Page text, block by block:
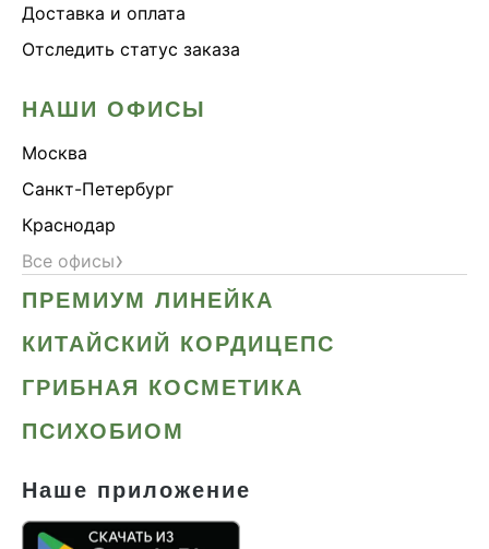
Доставка и оплата
Отследить статус заказа
НАШИ ОФИСЫ
Москва
Санкт-Петербург
Краснодар
Все офисы›
ПРЕМИУМ ЛИНЕЙКА
КИТАЙСКИЙ КОРДИЦЕПС
ГРИБНАЯ КОСМЕТИКА
ПСИХОБИОМ
Наше приложение